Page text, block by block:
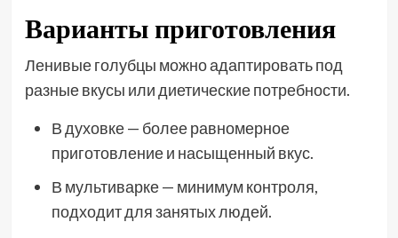
Варианты приготовления
Ленивые голубцы можно адаптировать под
разные вкусы или диетические потребности.
В духовке — более равномерное
приготовление и насыщенный вкус.
В мультиварке — минимум контроля,
подходит для занятых людей.